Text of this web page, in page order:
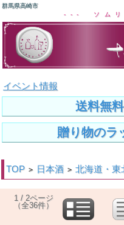
群馬県高崎市
--- ソムリ
イベント情報
送料無
贈り物のラ
TOP > 日本酒 > 北海道・東
1 / 2ページ
（全36件）